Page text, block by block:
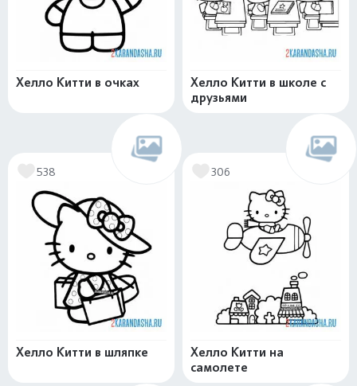
Хелло Китти в очках
Хелло Китти в школе с
друзьями
538
Хелло Китти в шляпке
306
Хелло Китти на
самолете